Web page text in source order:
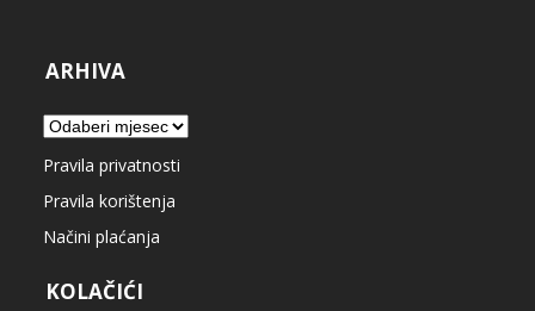
ARHIVA
Arhiva
Pravila privatnosti
Pravila korištenja
Načini plaćanja
KOLAČIĆI